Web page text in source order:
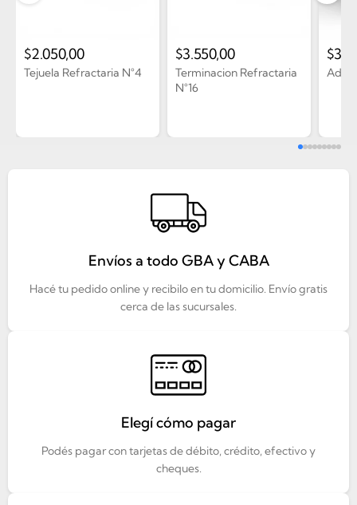
Tejuela Refractaria N°4
$2.050,00
Terminacion Refractaria
N°16
$3.550,00 $
Envíos a todo GBA y CABA
Hacé tu pedido online y recibilo en tu domicilio. Envío gratis
cerca de las sucursales.
Elegí cómo pagar
Podés pagar con tarjetas de débito, crédito, efectivo y
cheques.